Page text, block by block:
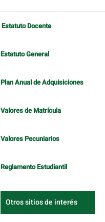
Estatuto Docente
Estatuto General
Plan Anual de Adquisiciones
Valores de Matrícula
Valores Pecuniarios
Reglamento Estudiantil
Otros sitios de interés